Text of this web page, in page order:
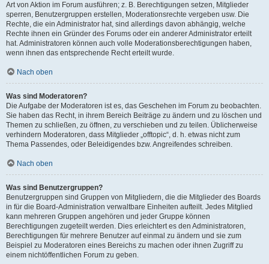
Art von Aktion im Forum ausführen; z. B. Berechtigungen setzen, Mitglieder
sperren, Benutzergruppen erstellen, Moderationsrechte vergeben usw. Die
Rechte, die ein Administrator hat, sind allerdings davon abhängig, welche
Rechte ihnen ein Gründer des Forums oder ein anderer Administrator erteilt
hat. Administratoren können auch volle Moderationsberechtigungen haben,
wenn ihnen das entsprechende Recht erteilt wurde.
Nach oben
Was sind Moderatoren?
Die Aufgabe der Moderatoren ist es, das Geschehen im Forum zu beobachten.
Sie haben das Recht, in ihrem Bereich Beiträge zu ändern und zu löschen und
Themen zu schließen, zu öffnen, zu verschieben und zu teilen. Üblicherweise
verhindern Moderatoren, dass Mitglieder „offtopic“, d. h. etwas nicht zum
Thema Passendes, oder Beleidigendes bzw. Angreifendes schreiben.
Nach oben
Was sind Benutzergruppen?
Benutzergruppen sind Gruppen von Mitgliedern, die die Mitglieder des Boards
in für die Board-Administration verwaltbare Einheiten aufteilt. Jedes Mitglied
kann mehreren Gruppen angehören und jeder Gruppe können
Berechtigungen zugeteilt werden. Dies erleichtert es den Administratoren,
Berechtigungen für mehrere Benutzer auf einmal zu ändern und sie zum
Beispiel zu Moderatoren eines Bereichs zu machen oder ihnen Zugriff zu
einem nichtöffentlichen Forum zu geben.